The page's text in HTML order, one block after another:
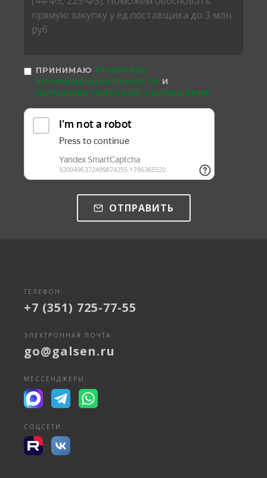
ПРИНИМАЮ ПОЛИТИКУ
КОНФИДЕНЦИАЛЬНОСТИ И
ПОЛЬЗОВАТЕЛЬСКОЕ СОГЛАШЕНИЕ
ОТПРАВИТЬ
ТЕЛЕФОН:
+7 (351) 725-77-55
ЭЛЕКТРОННАЯ ПОЧТА:
go@galsen.ru
МЕССЕНДЖЕРЫ:
СОЦСЕТИ: